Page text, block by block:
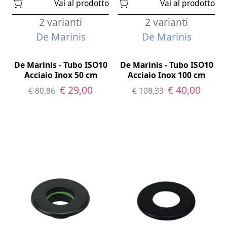
Vai al prodotto
2 varianti
De Marinis
De Marinis - Tubo ISO10
Acciaio Inox 50 cm
€ 80,86 € 29,00
Vai al prodotto
2 varianti
De Marinis
De Marinis - Tubo ISO10
Acciaio Inox 100 cm
€ 108,33 € 40,00